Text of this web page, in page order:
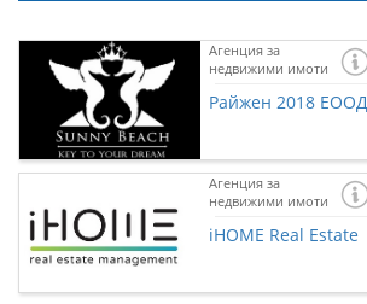
Агенция за
недвижими имоти
Райжен 2018 ЕООД
Агенция за
недвижими имоти
iHOME Real Estate